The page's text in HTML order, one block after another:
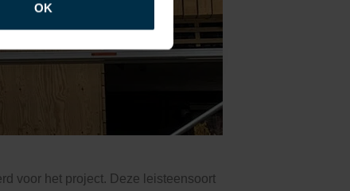
OK
voor het project. Deze leisteensoort